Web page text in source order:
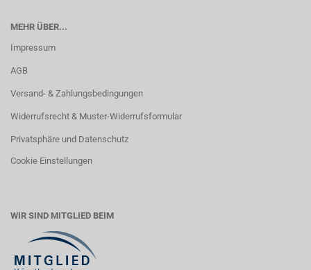
MEHR ÜBER...
Impressum
AGB
Versand- & Zahlungsbedingungen
Widerrufsrecht & Muster-Widerrufsformular
Privatsphäre und Datenschutz
Cookie Einstellungen
WIR SIND MITGLIED BEIM